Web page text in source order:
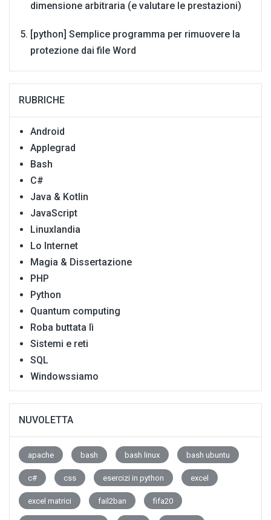
dimensione arbitraria (e valutare le prestazioni)
[python] Semplice programma per rimuovere la
protezione dai file Word
RUBRICHE
Android
Applegrad
Bash
C#
Java & Kotlin
JavaScript
Linuxlandia
Lo Internet
Magia & Dissertazione
PHP
Python
Quantum computing
Roba buttata lì
Sistemi e reti
SQL
Windowssiamo
NUVOLETTA
apache bash bash linux bash ubuntu
c# css esercizi in python excel
excel matrici fail2ban fifa20